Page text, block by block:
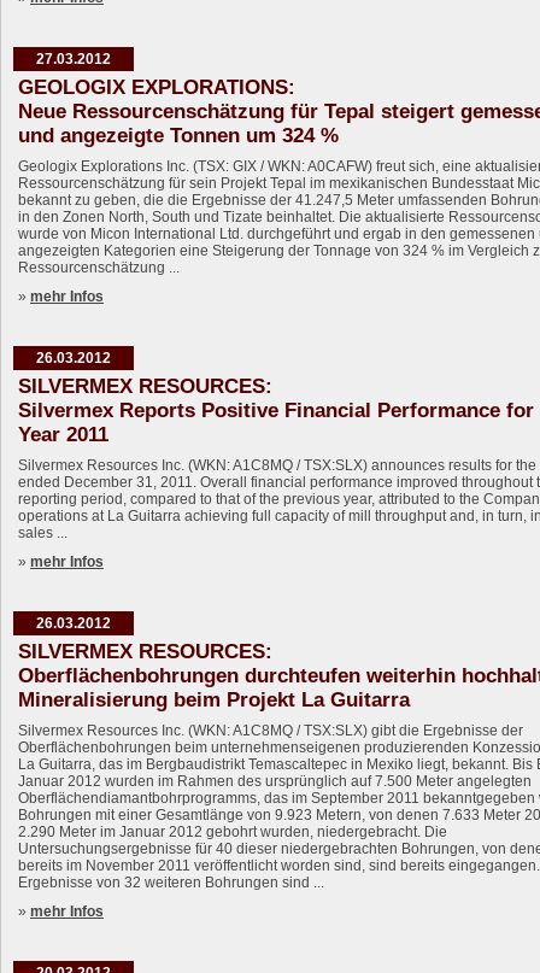
27.03.2012
GEOLOGIX EXPLORATIONS:
Neue Ressourcenschätzung für Tepal steigert
und angezeigte Tonnen um 324 %
Geologix Explorations Inc. (TSX: GIX / WKN: A0CAFW) freut sich, eine
Ressourcenschätzung für sein Projekt Tepal im mexikanischen Bundesstaat
bekannt zu geben, die die Ergebnisse der 41.247,5 Meter umfassenden
in den Zonen North, South und Tizate beinhaltet. Die aktualisierte
wurde von Micon International Ltd. durchgeführt und ergab in den gemessenen
angezeigten Kategorien eine Steigerung der Tonnage von 324 % im Vergleich
Ressourcenschätzung ...
» mehr Infos
26.03.2012
SILVERMEX RESOURCES:
Silvermex Reports Positive Financial Performance for
Year 2011
Silvermex Resources Inc. (WKN: A1C8MQ / TSX:SLX) announces results for
ended December 31, 2011. Overall financial performance improved throughout
reporting period, compared to that of the previous year, attributed to the
operations at La Guitarra achieving full capacity of mill throughput and, in turn,
sales ...
» mehr Infos
26.03.2012
SILVERMEX RESOURCES:
Oberflächenbohrungen durchteufen weiterhin
Mineralisierung beim Projekt La Guitarra
Silvermex Resources Inc. (WKN: A1C8MQ / TSX:SLX) gibt die Ergebnisse der
Oberflächenbohrungen beim unternehmenseigenen produzierenden
La Guitarra, das im Bergbaudistrikt Temascaltepec in Mexiko liegt, bekannt. Bis
Januar 2012 wurden im Rahmen des ursprünglich auf 7.500 Meter angelegten
Oberflächendiamantbohrprogramms, das im September 2011 bekanntgegeben
Bohrungen mit einer Gesamtlänge von 9.923 Metern, von denen 7.633 Meter
2.290 Meter im Januar 2012 gebohrt wurden, niedergebracht. Die
Untersuchungsergebnisse für 40 dieser niedergebrachten Bohrungen, von
bereits im November 2011 veröffentlicht worden sind, sind bereits
Ergebnisse von 32 weiteren Bohrungen sind ...
» mehr Infos